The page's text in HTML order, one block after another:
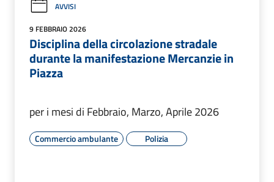
AVVISI
9 FEBBRAIO 2026
Disciplina della circolazione stradale
durante la manifestazione Mercanzie in
Piazza
per i mesi di Febbraio, Marzo, Aprile 2026
Commercio ambulante Polizia